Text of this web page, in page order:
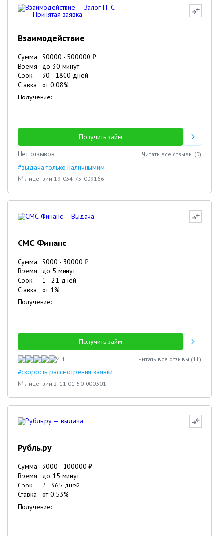
Взаимодействие
Сумма 30000 - 500000 ₽
Время
до 30 минут
Срок
30 - 1800 дней
Ставка
от0.08%
Получение:
Получить займ
Нет отзывов
Читать все отзывы (0)
#выдача только наличнымим
№ Лицензии 19-034-75-009166
СМС Финанс
Сумма 3000 - 30000 ₽
Время
до 5 минут
Срок
1 - 21 дней
Ставка
от 1%
Получение:
Получить займ
4.1 Читать все отзывы (11)
#скорость рассмотрения заявки
№ Лицензии 2-11-01-50-000301
Рубль.ру
Сумма 3000 - 100000 ₽
Время
до 15 минут
Срок
7 - 365 дней
Ставка
от0.53%
Получение: